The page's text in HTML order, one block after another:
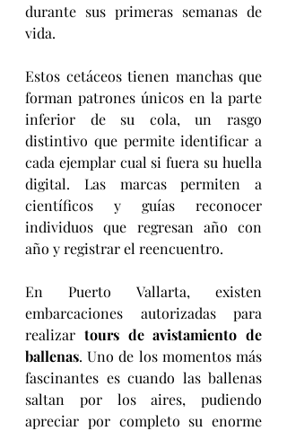
durante sus primeras semanas de
vida.
Estos cetáceos tienen manchas que
forman patrones únicos en la parte
inferior de su cola, un rasgo
distintivo que permite identificar a
cada ejemplar cual si fuera su huella
digital. Las marcas permiten a
científicos y guías reconocer
individuos que regresan año con
año y registrar el reencuentro.
En Puerto Vallarta, existen
embarcaciones autorizadas para
realizar tours de avistamiento de
ballenas. Uno de los momentos más
fascinantes es cuando las ballenas
saltan por los aires, pudiendo
apreciar por completo su enorme